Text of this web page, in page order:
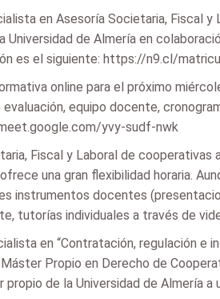
en Asesoría Societaria, Fiscal
de Almería en
es el siguiente: https://n9.cl/
online para el próximo
equipo docente,
yvy-sudf-nwk
Fiscal y Laboral de cooperativas
una gran flexibilidad horaria.
instrumentos docentes
tutorías individuales a través de
en “Contratación, regulación e
Propio en Derecho de
de la Universidad de Almería